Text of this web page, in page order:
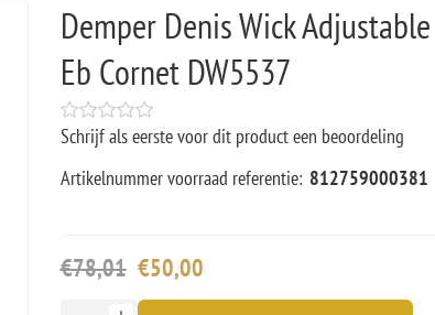
Demper Denis Wick
Eb Cornet DW5537
Schrijf als eerste voor dit product een beoordeling
Artikelnummer voorraad referentie: 812759000381
€78,01 €50,00